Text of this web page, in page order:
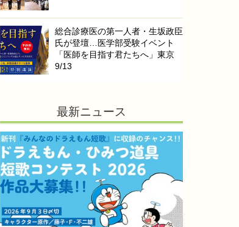
総合診療医の第一人者・生坂政臣
氏が登壇…医学部受験イベント
「医師を目指す君たちへ」東京
9/13
最新ニュース